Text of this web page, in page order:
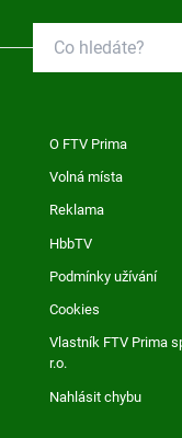
O FTV Prima
Volná místa
Reklama
HbbTV
Podmínky užívání
Cookies
Vlastník FTV Prima
r.o.
Nahlásit chybu